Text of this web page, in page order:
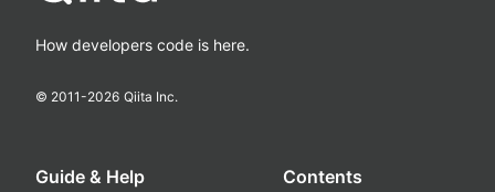
How developers code is here.
© 2011-2026 Qiita Inc.
Guide & Help Contents